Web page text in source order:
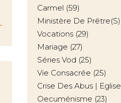
Carmel (59)
Ministère De Prêtre(s)
Vocations (29)
Mariage (27)
Séries Vod (25)
Vie Consacrée (25)
Crise Des Abus | Eglise
Oecuménisme (23)